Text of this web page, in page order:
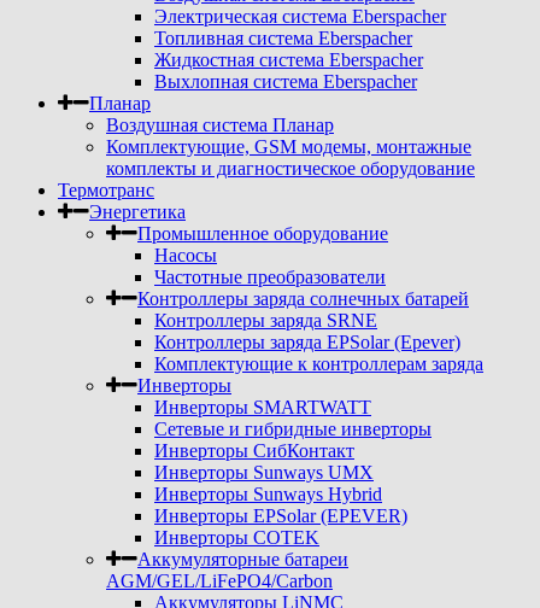
Электрическая система Eberspacher
Топливная система Eberspacher
Жидкостная система Eberspacher
Выхлопная система Eberspacher
Планар
Воздушная система Планар
Комплектующие, GSM модемы, монтажные
комплекты и диагностическое оборудование
Термотранс
Энергетика
Промышленное оборудование
Насосы
Частотные преобразователи
Контроллеры заряда солнечных батарей
Контроллеры заряда SRNE
Контроллеры заряда EPSolar (Epever)
Комплектующие к контроллерам заряда
Инверторы
Инверторы SMARTWATT
Сетевые и гибридные инверторы
Инверторы СибКонтакт
Инверторы Sunways UMX
Инверторы Sunways Hybrid
Инверторы EPSolar (EPEVER)
Инверторы COTEK
Аккумуляторные батареи
AGM/GEL/LiFePO4/Carbon
Аккумуляторы LiNMC